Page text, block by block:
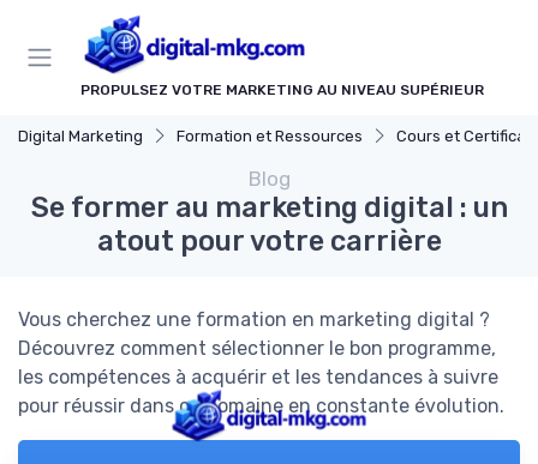
PROPULSEZ VOTRE MARKETING AU NIVEAU SUPÉRIEUR
Digital Marketing Formation et Ressources Cours et Certifications en
Blog
Se former au marketing digital : un
atout pour votre carrière
Vous cherchez une formation en marketing digital ?
Découvrez comment sélectionner le bon programme,
les compétences à acquérir et les tendances à suivre
pour réussir dans ce domaine en constante évolution.
Panneau de gestion des cookies